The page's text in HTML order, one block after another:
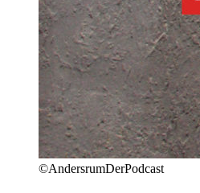
©AndersrumDerPodcast